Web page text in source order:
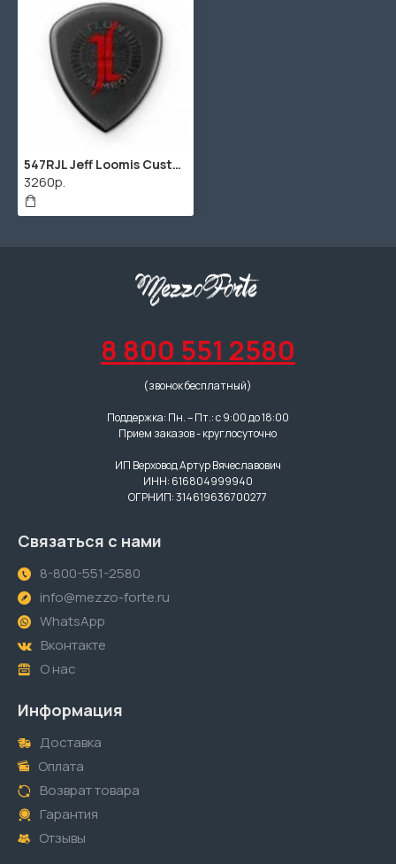
547RJL Jeff Loomis Custom Flow Jumbo 2.0 Медиаторы, 12шт, Dunlop
3260р.
8 800 551 2580
(звонок бесплатный)
Поддержка: Пн. – Пт.: с 9:00 до 18:00
Прием заказов - круглосуточно
ИП Верховод Артур Вячеславович
ИНН: 616804999940
ОГРНИП: 314619636700277
Связаться с нами
8-800-551-2580
info@mezzo-forte.ru
WhatsApp
Вконтакте
О нас
Информация
Доставка
Оплата
Возврат товара
Гарантия
Отзывы